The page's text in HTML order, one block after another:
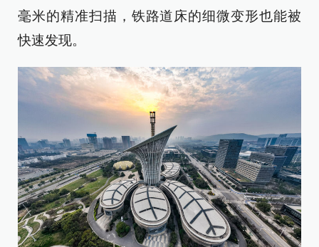
毫米的精准扫描，铁路道床的细微变形也能被
快速发现。